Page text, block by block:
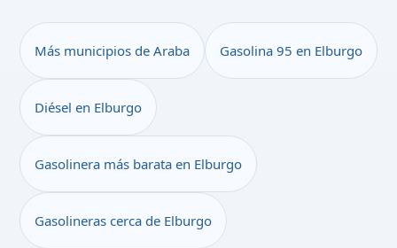
Más municipios de Araba Gasolina 95 en Elburgo
Diésel en Elburgo
Gasolinera más barata en Elburgo
Gasolineras cerca de Elburgo